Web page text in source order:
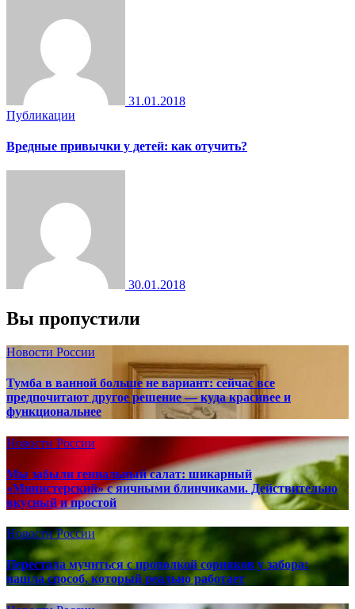
31.01.2018
Публикации
Вредные привычки у детей: как отучить?
30.01.2018
Вы пропустили
Новости России
Тумба в ванной больше не вариант: сейчас все
предпочитают другое решение — куда красивее и
функциональнее
Новости России
Мы забыли гениальный салат: шикарный
«Министерский» с яичными блинчиками. Действительно
вкусный и простой
Новости России
Перестала мучиться с прополкой сорняков у забора:
нашла способ, который реально работает